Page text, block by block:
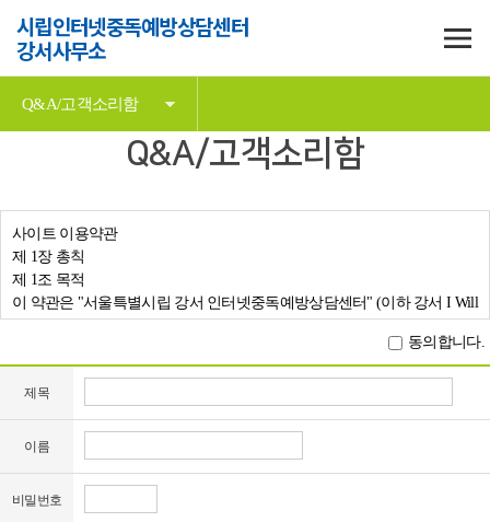
시립인터넷중독예방상담센터
강서사무소
Q&A/고객소리함
Q&A/고객소리함
사이트 이용약관
제 1장 총칙
제 1조 목적
이 약관은 "서울특별시립 강서 인터넷중독예방상담센터" (이하 강서 I Will
관한 사항과 기타 필요한 사항을 전기통신사업법 및 동법 시행령이 정하
는 대로 준수하고 규정함을 목적으로 합니다.
제 2조 약관의 효력과 변경
(1) 본 약관은 강서 I Will 센터가 제공하는 인터넷 서비스 화면을 통해 게시
하거나, 이용자에게 공시함으로써 효력을 발생합니다.
(2) 강서 I Will 센터는 사정 변경의 경우와 사내적, 사회적으로 중요한 사유
가 있을 경우 약관을 변경할 수 있으며, 변경된 약관은 전항과 동일한 방법
으로 효력을 발생합니다.
동의합니다.
제목
이름
비밀번호